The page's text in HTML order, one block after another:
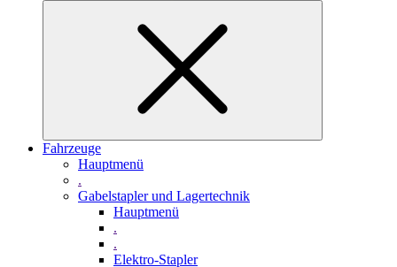
Fahrzeuge
Hauptmenü
.
Gabelstapler und Lagertechnik
Hauptmenü
.
.
Elektro-Stapler